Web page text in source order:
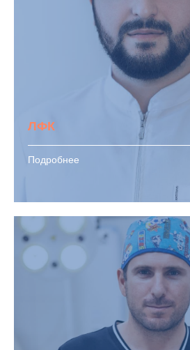
ЛФК
Подробнее